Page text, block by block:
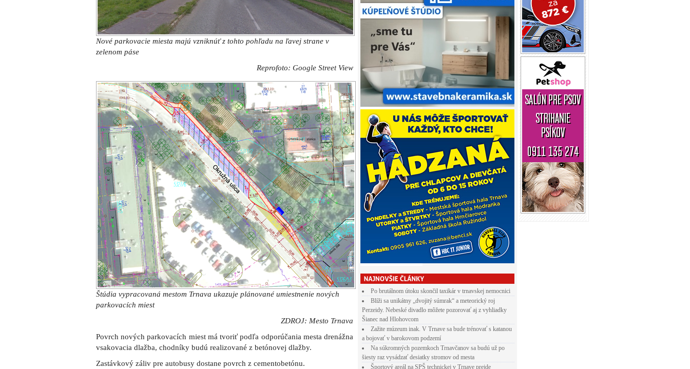
Štúdia vypracovaná mestom Trnava ukazuje plánované umiestnenie nových
parkovacích miest
ZDROJ: Mesto Trnava
Povrch nových parkovacích miest má tvoriť podľa odporúčania mesta drenážna
vsakovacia dlažba, chodníky budú realizované z betónovej dlažby.
Zastávkový záliv pre autobusy dostane povrch z cementobetónu.
Súčasťou projektu sú aj vyvolané sadovnícke úpravy. Od zhotoviteľa
projektovej dokumentácie požaduje mesto„v plnom rozsahu rešpektovať
dreviny začlenené do architektonického riešenia ulice a dreviny rastúce v
dosahu riešenej stavby, pričom je nutné zabezpečiť ich ochranu v zmysle
platného zákona o ochrane prírody a krajiny“.
Dreviny navrhnuté na asanáciu budú doplnené náhradnou výsadbou.
„Základnú kostru ozelenenia riešeného uličného priestoru budú tvoriť pôvodné
a navrhované stromy vysadené ako alej, stromoradie, solitéry a podobne,“
uvádza mesto Trnava.
Projekt bude riešiť aj návrh zmeny jestvujúceho vedenia a stĺpov verejného
MAPA
Po brutálnom útoku skončil taxikár v trnavskej nemocnici
Blíži sa unikátny „dvojitý súmrak“ a meteorický roj
Perzeidy. Nebeské divadlo môžete pozorovať aj z vyhliadky
Šianec nad Hlohovcom
Zažite múzeum inak. V Trnave sa bude trénovať s katanou
a bojovať v barokovom podzemí
Na súkromných pozemkoch Trnavčanov sa budú už po
šiesty raz vysádzať desiatky stromov od mesta
Športový areál na SPŠ technickej v Trnave prejde